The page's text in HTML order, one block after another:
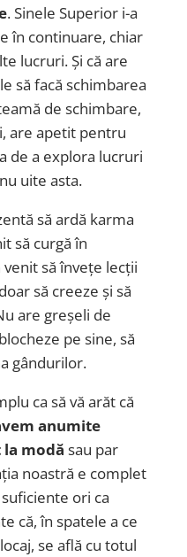
. Sinele Superior i-a
în continuare, chiar
lucruri. Și că are
să facă schimbarea
de schimbare,
are apetit pentru
de a explora lucruri
uite asta.
să ardă karma
să curgă în
să învețe lecții
să creeze și să
are greșeli de
pe sine, să
gândurilor.
ca să vă arăt că
anumite
modă sau par
noastră e complet
ori ca
că, în spatele a ce
se află cu totul